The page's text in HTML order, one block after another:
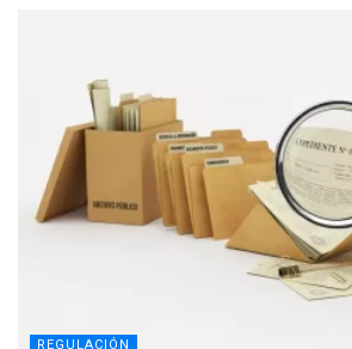
REGULACIÓN